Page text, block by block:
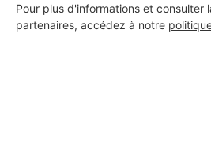
Pour plus d'informations et consulter
partenaires, accédez à notre